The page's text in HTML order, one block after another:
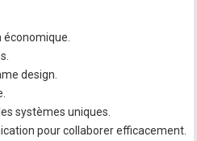
économique.
design.
systèmes uniques.
pour collaborer efficacement.